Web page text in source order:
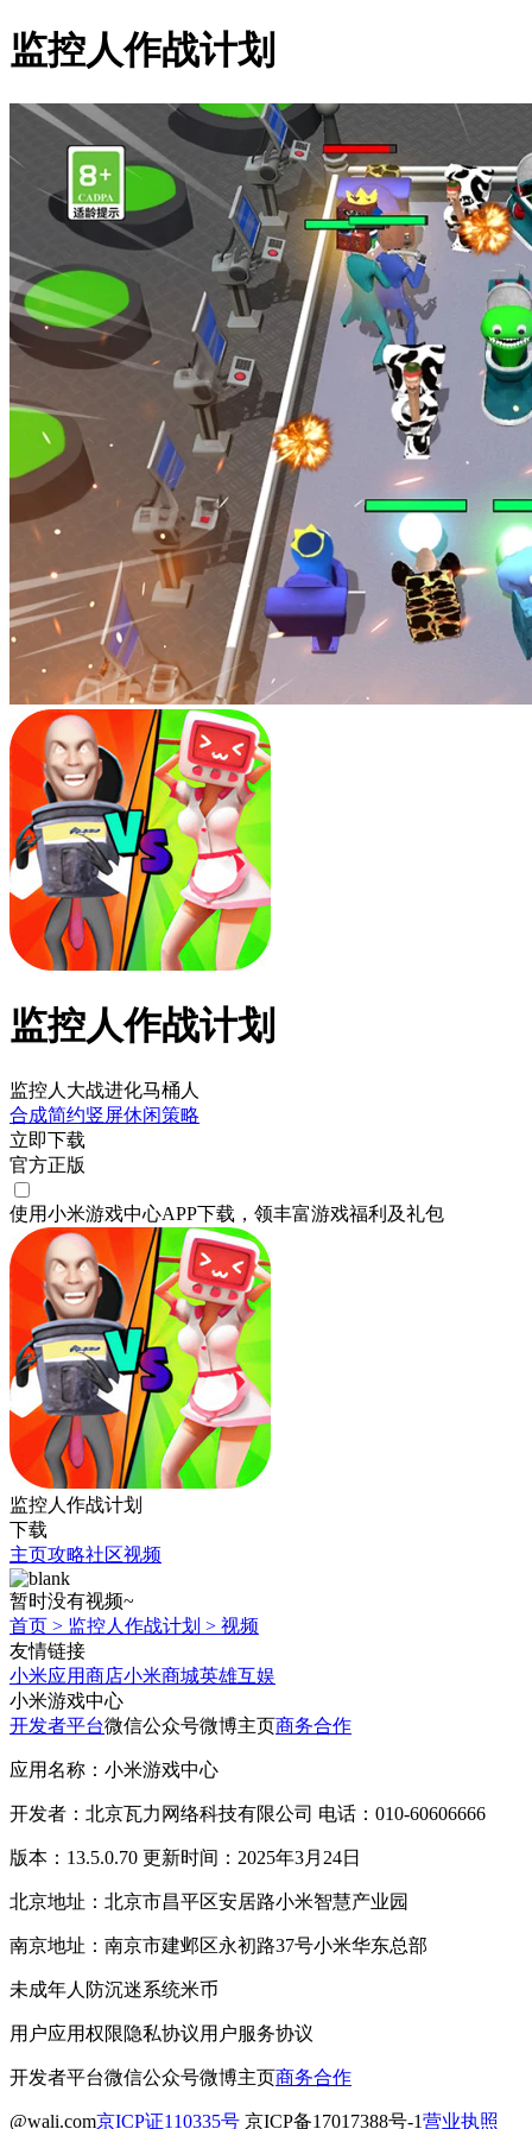
监控人作战计划
监控人作战计划
监控人大战进化马桶人
合成简约竖屏休闲策略
立即下载
官方正版
使用小米游戏中心APP下载 ，领丰富游戏福利 及礼包
监控人作战计划
下载
主页攻略社区视频
暂时没有视频~
首页 > 监控人作战计划 > 视频
友情链接
小米应用商店小米商城英雄互娱
小米游戏中心
开发者平台微信公众号微博主页商务合作
应用名称：小米游戏中心
开发者：北京瓦力网络科技有限公司 电话：010-60606666
版本：13.5.0.70 更新时间：2025年3月24日
北京地址：北京市昌平区安居路小米智慧产业园
南京地址：南京市建邺区永初路37号小米华东总部
未成年人防沉迷系统米币
用户应用权限隐私协议用户服务协议
开发者平台微信公众号微博主页商务合作
@wali.com京ICP证110335号 京ICP备17017388号-1营业执照